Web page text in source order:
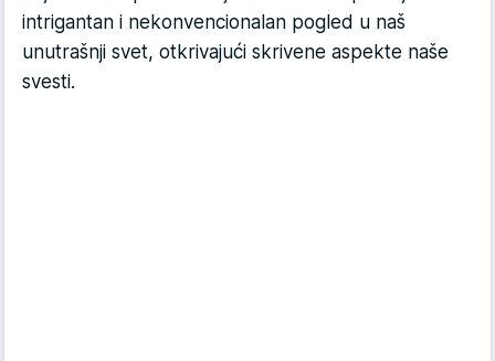
intrigantan i nekonvencionalan pogled u naš
unutrašnji svet, otkrivajući skrivene aspekte naše
svesti.